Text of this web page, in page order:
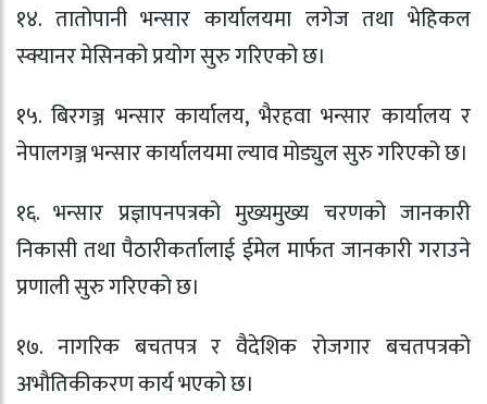
१४. तातोपानी भन्सार कार्यालयमा लगेज तथा भेहिकल
स्क्यानर मेसिनको प्रयोग सुरु गरिएको छ।
१५. बिरगञ्ज भन्सार कार्यालय, भैरहवा भन्सार कार्यालय र
नेपालगञ्ज भन्सार कार्यालयमा ल्याव मोड्युल सुरु गरिएको छ।
१६. भन्सार प्रज्ञापनपत्रको मुख्यमुख्य चरणको जानकारी
निकासी तथा पैठारीकर्तालाई ईमेल मार्फत जानकारी गराउने
प्रणाली सुरु गरिएको छ।
१७. नागरिक बचतपत्र र वैदेशिक रोजगार बचतपत्रको
अभौतिकीकरण कार्य भएको छ।